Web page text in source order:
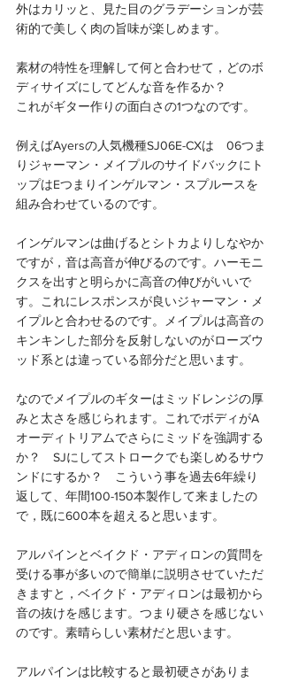
外はカリッと、見た目のグラデーションが芸
術的で美しく肉の旨味が楽しめます。
素材の特性を理解して何と合わせて，どのボ
ディサイズにしてどんな音を作るか？
これがギター作りの面白さの1つなのです。
例えばAyersの人気機種SJ06E-CXは　06つま
りジャーマン・メイプルのサイドバックにト
ップはEつまりインゲルマン・スプルースを
組み合わせているのです。
インゲルマンは曲げるとシトカよりしなやか
ですが，音は高音が伸びるのです。ハーモニ
クスを出すと明らかに高音の伸びがいいで
す。これにレスポンスが良いジャーマン・メ
イプルと合わせるのです。メイプルは高音の
キンキンした部分を反射しないのがローズウ
ッド系とは違っている部分だと思います。
なのでメイプルのギターはミッドレンジの厚
みと太さを感じられます。これでボディがA
オーディトリアムでさらにミッドを強調する
か？　SJにしてストロークでも楽しめるサウ
ンドにするか？　こういう事を過去6年繰り
返して、年間100-150本製作して来ましたの
で，既に600本を超えると思います。
アルパインとベイクド・アディロンの質問を
受ける事が多いので簡単に説明させていただ
きますと，ベイクド・アディロンは最初から
音の抜けを感じます。つまり硬さを感じない
のです。素晴らしい素材だと思います。
アルパインは比較すると最初硬さがありま